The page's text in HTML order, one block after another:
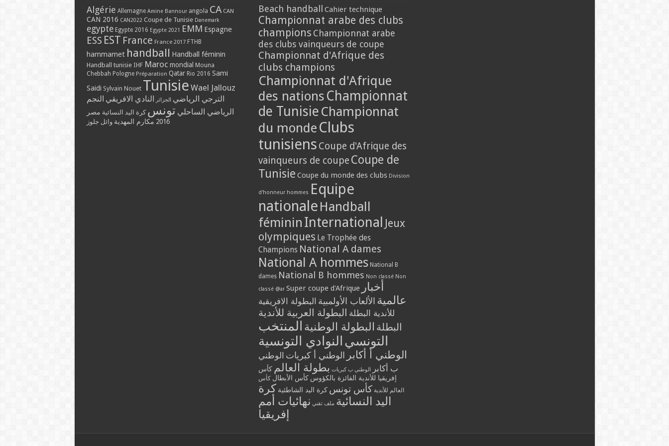
Algérie Allemagne Amine Bannour angola CA CAN
CAN 2016 CAN2022 Coupe de Tunisie Danemark
egypte Egypte 2016 Egypte 2021 EMM Espagne
ESS EST France France 2017 FTHB
hammamet handball Handball féminin
Handball tunisie IHF Maroc mondial Mouna
Chebbah Pologne Préparation Qatar Rio 2016 Sami
Saidi Sylvain Nouet Tunisie Wael Jallouz
الترجي الرياضي الجزائر النادي الافريقي النجم
الرياضي الساحلي تونس كرة اليد النسائية مصر
2016 مكارم المهدية وائل جلوز
Beach handball Cahier technique
Championnat arabe des clubs
champions Championnat arabe
des clubs vainqueurs de coupe
Championnat d'Afrique des
clubs champions
Championnat d'Afrique
des nations Championnat
de Tunisie Championnat
du monde Clubs
tunisiens Coupe d'Afrique des
vainqueurs de coupe Coupe de
Tunisie Coupe du monde des clubs Division
d'honneur hommes Equipe
nationale Handball
féminin International Jeux
olympiques Le Trophée des
Champions National A dames
National A hommes National B
dames National B hommes Non classé Non
classé @ar Super coupe d'Afrique أخبار
عالمية الألعاب الأولمبية البطولة الافريقية
للأندية البطلة البطولة العربية للأندية
البطلة البطولة الوطنية المنتخب
التونسي النوادي التونسية
الوطني أ أكابر الوطني أ كبريات الوطني
ب أكابر
الوطني ب كبريات بطولة العالم كأس
إفريقيا للأندية الفائزة بالكؤوس كأس الأبطال كأس
العالم للأندية كأس تونس كرة اليد الشاطئية كرة
اليد النسائية ملف تقني نهائيات أمم
إفريقيا